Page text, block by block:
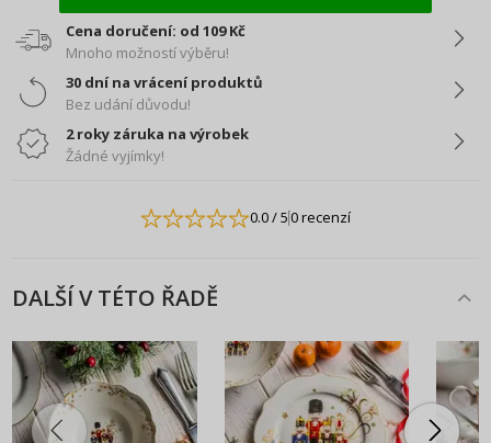
Cena doručení: od 109 Kč
Mnoho možností výběru!
30 dní na vrácení produktů
Bez udání důvodu!
2 roky záruka na výrobek
Žádné vyjímky!
0.0/ 50 recenzí
DALŠÍ V TÉTO ŘADĚ